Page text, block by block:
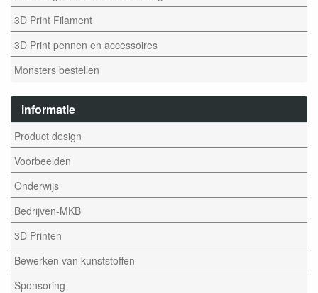
3D Print Filament
3D Print pennen en accessoires
Monsters bestellen
informatie
Product design
Voorbeelden
Onderwijs
Bedrijven-MKB
3D Printen
Bewerken van kunststoffen
Sponsoring